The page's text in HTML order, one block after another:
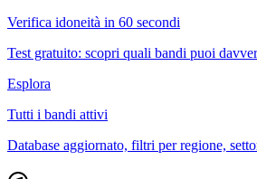
Verifica idoneità in 60 secondi
Test gratuito: scopri quali bandi puoi
Esplora
Tutti i bandi attivi
Database aggiornato, filtri per regione,